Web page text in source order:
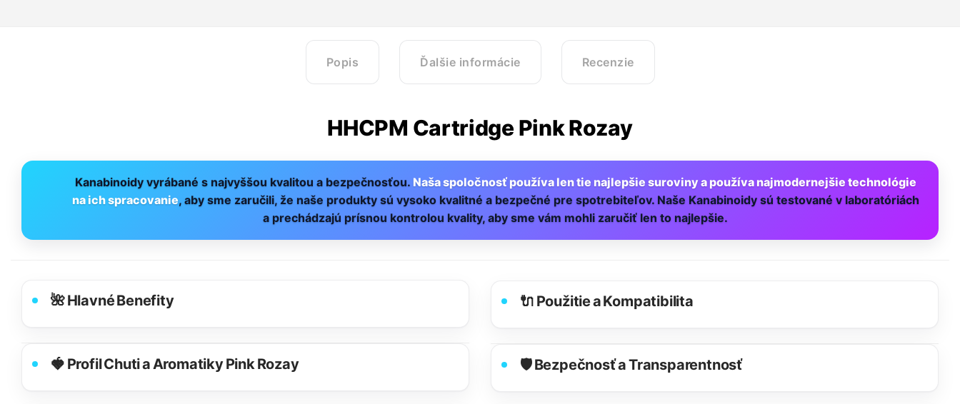
Popis Ďalšie informácie Recenzie
HHCPM Cartridge Pink Rozay
Kanabinoidy vyrábané s najvyššou kvalitou a bezpečnosťou. Naša spoločnosť používa len tie najlepšie suroviny a používa najmodernejšie technológie
na ich spracovanie, aby sme zaručili, že naše produkty sú vysoko kvalitné a bezpečné pre spotrebiteľov. Naše Kanabinoidy sú testované v laboratóriách
a prechádzajú prísnou kontrolou kvality, aby sme vám mohli zaručiť len to najlepšie.
🌺 Hlavné Benefity
🍓 Profil Chuti a Aromatiky Pink Rozay
🔌 Použitie a Kompatibilita
🛡️ Bezpečnosť a Transparentnosť